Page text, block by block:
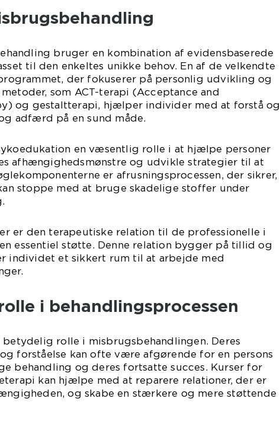
bruger en kombination af evidensbaserede
til den enkeltes unikke behov. En af de velkendte
der fokuserer på personlig udvikling og
som ACT-terapi (Acceptance and
og gestaltterapi, hjælper individer med at forstå og
adfærd på en sund måde.
en væsentlig rolle i at hjælpe personer
afhængighedsmønstre og udvikle strategier til at
er afrusningsprocessen, der sikrer,
stoppe med at bruge skadelige stoffer under
er den terapeutiske relation til de professionelle i
essentiel støtte. Denne relation bygger på tillid og
individet et sikkert rum til at arbejde med
i behandlingsprocessen
betydelig rolle i misbrugsbehandlingen. Deres
forståelse kan ofte være afgørende for en persons
behandling og deres fortsatte succes. Kurser for
kan hjælpe med at reparere relationer, der er
og skabe en stærkere og mere støttende